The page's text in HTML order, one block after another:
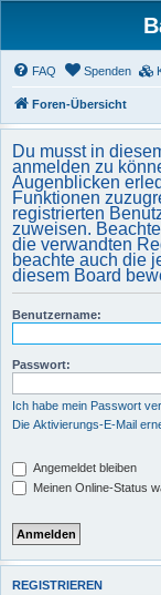
FAQ Spenden
Foren-Übersicht
Du musst in
anmelden zu
Augenblicken
Funktionen
registrierten
zuweisen.
die verwandten
beachte auch die
diesem Board
Benutzername:
Passwort:
Ich habe mein Passwort
Die Aktivierungs-E-Mail
Angemeldet bleiben
Meinen Online-Status
REGISTRIEREN